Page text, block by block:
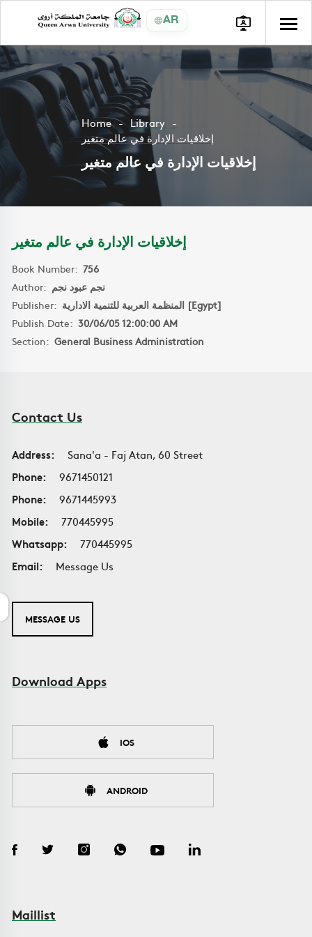
AR
Home
Library
إخلاقيات الإدارة في عالم متغير
إخلاقيات الإدارة في عالم متغير
إخلاقيات الإدارة في عالم متغير
Book Number: 756
Author: نجم عبود نجم
Publisher:
المنظمة العربية للتنمية الادارية [Egypt]
Publish Date: 30/06/05 12:00:00 AM
Section: General Business Administration
Contact Us
Address:
Sana'a - Faj Atan, 60 Street
Phone:
9671450121
Phone:
9671445993
Mobile:
770445995
Whatsapp:
770445995
Email:
Message Us
MESSAGE US
Download Apps
IOS
ANDROID
Maillist